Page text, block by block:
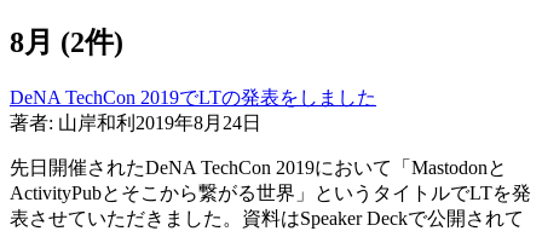
8月 (2件)
DeNA TechCon 2019でLTの発表をしました
著者: 山岸和利 2019年8月24日
先日開催されたDeNA TechCon 2019において「Mastodonと
ActivityPubとそこから繋がる世界」というタイトルでLTを発
表させていただきました。資料はSpeaker Deckで公開されて